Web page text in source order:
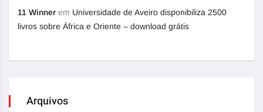
11 Winner em Universidade de Aveiro disponibiliza 2500
livros sobre África e Oriente – download grátis
Arquivos